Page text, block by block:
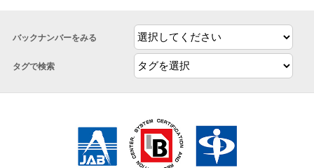
バックナンバーをみる
タグで検索